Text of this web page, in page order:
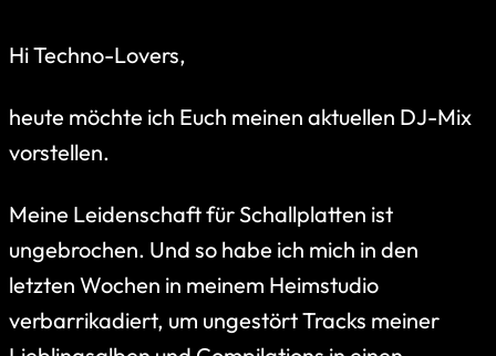
Hi Techno-Lovers,
heute möchte ich Euch meinen aktuellen DJ-Mix
vorstellen.
Meine Leidenschaft für Schallplatten ist
ungebrochen. Und so habe ich mich in den
letzten Wochen in meinem Heimstudio
verbarrikadiert, um ungestört Tracks meiner